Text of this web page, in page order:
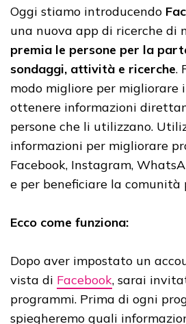
Oggi stiamo introducendo
una nuova app di ricerche di
premia le persone per la
sondaggi, attività e ricerche.
modo migliore per migliorare
ottenere informazioni
persone che li utilizzano.
informazioni per migliorare
Facebook, Instagram,
e per beneficiare la comunità
Ecco come funziona:
Dopo aver impostato un
vista di Facebook, sarai
programmi. Prima di ogni
spiegheremo quali